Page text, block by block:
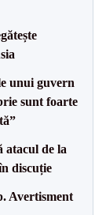
unui guvern
sunt foarte
atacul de la
discuție
Avertisment